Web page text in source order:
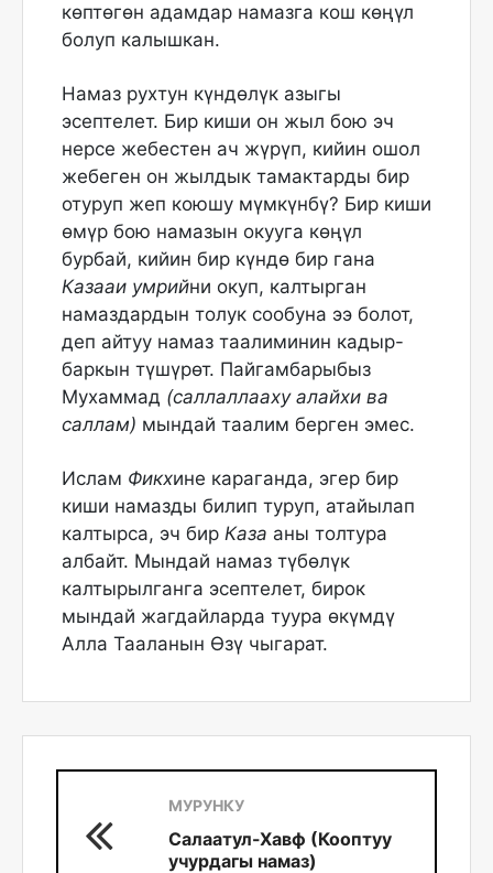
көптөгөн адамдар намазга кош көңүл
болуп калышкан.
Намаз рухтун күндөлүк азыгы
эсептелет. Бир киши он жыл бою эч
нерсе жебестен ач жүрүп, кийин ошол
жебеген он жылдык тамактарды бир
отуруп жеп коюшу мүмкүнбү? Бир киши
өмүр бою намазын окууга көңүл
бурбай, кийин бир күндө бир гана
Казааи умрийни окуп, калтырган
намаздардын толук сообуна ээ болот,
деп айтуу намаз таалиминин кадыр-
баркын түшүрөт. Пайгамбарыбыз
Мухаммад (саллаллааху алайхи ва
саллам) мындай таалим берген эмес.
Ислам Фикхине караганда, эгер бир
киши намазды билип туруп, атайылап
калтырса, эч бир Каза аны толтура
албайт. Мындай намаз түбөлүк
калтырылганга эсептелет, бирок
мындай жагдайларда туура өкүмдү
Алла Тааланын Өзү чыгарат.
МУРУНКУ
Салаатул-Хавф (Кооптуу
учурдагы намаз)